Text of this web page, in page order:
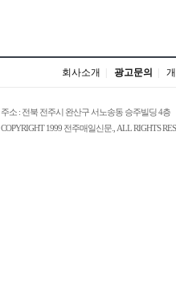
회사소개 광고문의
주소 : 전북 전주시 완산구 서노송동 승주빌딩 4층
COPYRIGHT 1999 전주매일신문., ALL RIGHTS